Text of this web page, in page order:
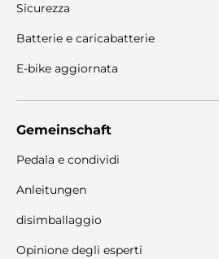
Sicurezza
Batterie e caricabatterie
E-bike aggiornata
Gemeinschaft
Pedala e condividi
Anleitungen
disimballaggio
Opinione degli esperti